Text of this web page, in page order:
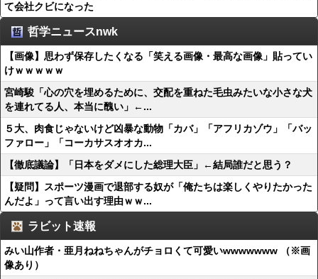
て会社クビになった
哲学ニュースnwk
【画像】思わず保存したくなる「笑える画像・最高な画像」貼ってい
けｗｗｗｗｗ
宮崎駿「心の穴を埋めるために、交配を重ねた毛虫みたいな小さな犬
を連れてる人、本当に醜い」←...
５大、肉食じゃないけど凶暴な動物「カバ」「アフリカゾウ」「バッ
ファロー」「コーカサスオオカ...
【徹底議論】「日本をダメにした総理大臣」←結局誰だと思う？
【疑問】スポーツ漫画で退部する奴が「俺たちは楽しくやりたかった
んだよ」って言い出す理由ｗｗ...
ラビット速報
みい山作者・亜月ねねちゃんがチョロくて可愛いwwwwwww （※画
像あり）